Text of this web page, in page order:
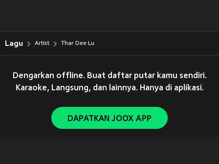
Lagu Artist Thar Dee Lu
Dengarkan offline. Buat daftar putar kamu sendiri.
Karaoke, Langsung, dan lainnya. Hanya di aplikasi.
DAPATKAN JOOX APP